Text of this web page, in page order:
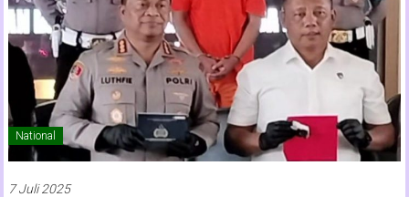
Jawa
Timur
National
7 Juli 2025